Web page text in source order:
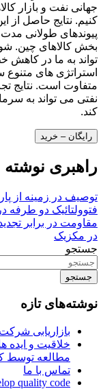
جهانی نفت و بازار
کنیم. نتایج حاصل از
پیوندهای طولانی
بخش کالاهای چین.
تواند به ما در کاهش
استراتژی های
متفاوت است. نتایج
نفتی می تواند به
کند.
رایگان – خرید
راهبری نوشته
توصیف در زمینه از
فتوولتائیک دو طرفه
مقاومت در برابر
در مکزیک
جستجو
جستجو
نوشته‌های تازه
بازاریابی
خلاقیت و
مطالعه توسط
تماس با ما
quality code